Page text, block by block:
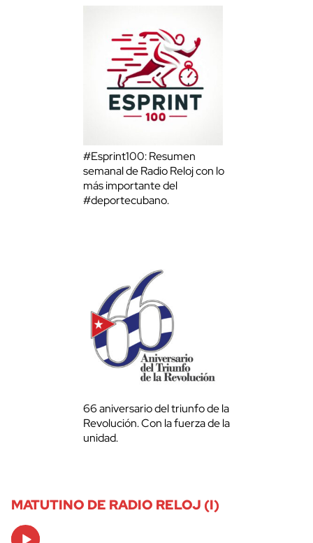
#Esprint100: Resumen
semanal de Radio Reloj con lo
más importante del
#deportecubano.
66 aniversario del triunfo de la
Revolución. Con la fuerza de la
unidad.
MATUTINO DE RADIO RELOJ (I)
Audio